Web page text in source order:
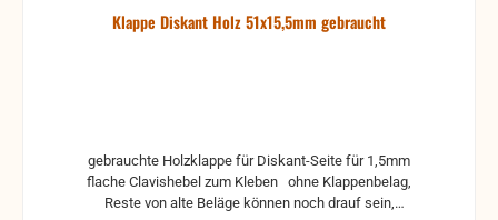
Klappe Diskant Holz 51x15,5mm gebraucht
gebrauchte Holzklappe für Diskant-Seite für 1,5mm
flache Clavishebel zum Kleben ohne Klappenbelag,
Reste von alte Beläge können noch drauf sein,